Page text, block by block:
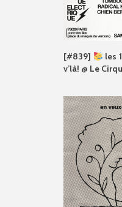
[#839]
les
v’là! @ Le